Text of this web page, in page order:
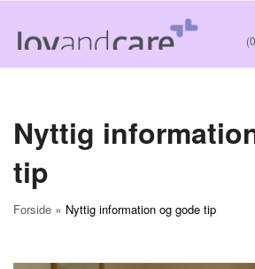
RO OG GOD SØVN
KREATIV HYGGE
NYTTIG INFORMATION OG GODE
Nyttig
tip
Forside » Nyttig information og gode tip